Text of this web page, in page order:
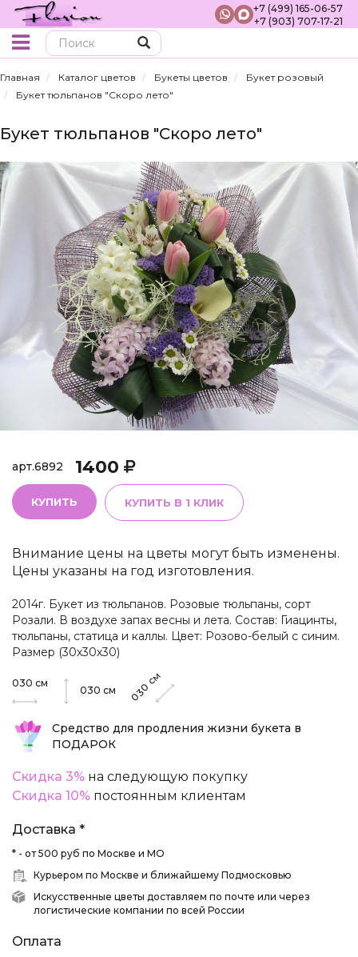
+7 (499) 165-06-57
+7 (903) 707-17-21
Главная Каталог цветов Букеты цветов
Букет розовый
Букет тюльпанов "Скоро лето"
Букет тюльпанов "Скоро лето"
арт.6892 1400
КУПИТЬ КУПИТЬ В 1 КЛИК
Внимание цены на цветы могут быть изменены.
Цены указаны на год изготовления.
2014г. Букет из тюльпанов. Розовые тюльпаны, сорт
Розали. В воздухе запах весны и лета. Состав: Гиацинты,
тюльпаны, статица и каллы. Цвет: Розово-белый с синим.
Размер (30х30х30)
030 см
030 см 030
см
Средство для продления жизни букета в
ПОДАРОК
Скидка 3% на следующую покупку
Скидка 10% постоянным клиентам
Доставка *
* - от 500 руб по Москве и МО
Курьером по Москве и ближайшему Подмосковью
Искусственные цветы доставляем по почте или через
логистические компании по всей России
Оплата